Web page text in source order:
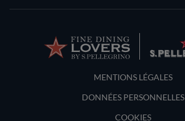
Terms and Conditions
MENTIONS LÉGALES
DONNÉES PERSONNELLES
COOKIES